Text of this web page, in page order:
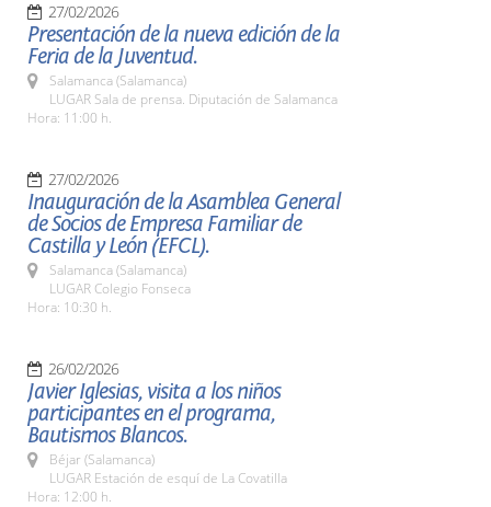
27/02/2026
Presentación de la nueva edición de la
Feria de la Juventud.
Salamanca (Salamanca)
LUGAR Sala de prensa. Diputación de Salamanca
Hora: 11:00 h.
27/02/2026
Inauguración de la Asamblea General
de Socios de Empresa Familiar de
Castilla y León (EFCL).
Salamanca (Salamanca)
LUGAR Colegio Fonseca
Hora: 10:30 h.
26/02/2026
Javier Iglesias, visita a los niños
participantes en el programa,
Bautismos Blancos.
Béjar (Salamanca)
LUGAR Estación de esquí de La Covatilla
Hora: 12:00 h.